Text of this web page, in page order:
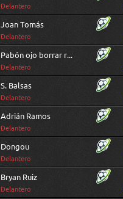
Delantero
Joan Tomás
Delantero
Pabón ojo borrar repetido
Delantero
S. Balsas
Delantero
Adrián Ramos
Delantero
Dongou
Delantero
Bryan Ruiz
Delantero